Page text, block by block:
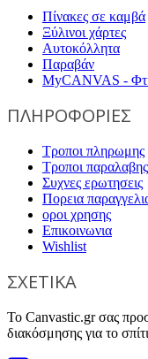
Πίνακες σε καμβά
Ξύλινοι χάρτες
Αυτοκόλλητα
Παραβάν
MyCANVAS -
ΠΛΗΡΟΦΟΡΙΕΣ
Τροποι πληρωμης
Τροποι παραλαβης
Συχνες ερωτησεις
Πορεια
οροι χρησης
Επικοινωνια
Wishlist
ΣΧΕΤΙΚΑ
Το Canvastic.gr σας
διακόσμησης για το